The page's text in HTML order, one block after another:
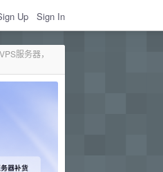
Up Sign In
服务器，